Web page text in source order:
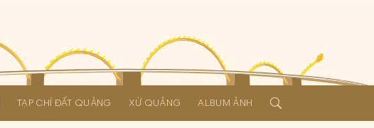
TẠP CHÍ ĐẤT QUẢNG XỨ QUẢNG ALBUM ẢNH